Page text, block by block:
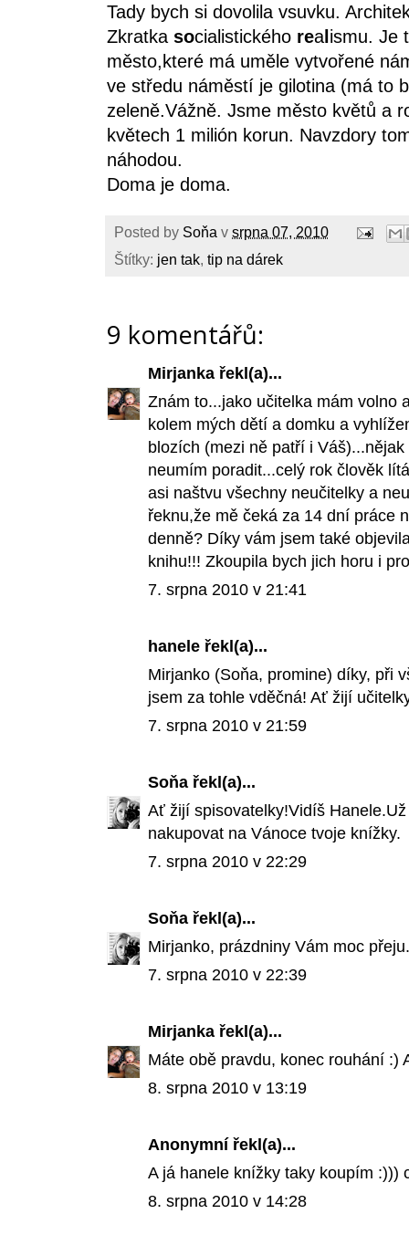
Tady bych si dovolila vsuvku.
Zkratka socialistického realismu. Je
město,které má uměle vytvořené
ve středu náměstí je gilotina (má to
zeleně.Vážně. Jsme město květů a
květech 1 milión korun. Navzdory
náhodou.
Doma je doma.
Posted by Soňa v srpna 07, 2010
Štítky: jen tak, tip na dárek
9 komentářů:
Mirjanka řekl(a)...
Znám to...jako učitelka mám volno
kolem mých dětí a domku a
blozích (mezi ně patří i
neumím poradit...celý rok člověk
asi naštvu všechny neučitelky a
řeknu,že mě čeká za 14 dní práce
denně? Díky vám jsem také
knihu!!! Zkoupila bych jich horu i
7. srpna 2010 v 21:41
hanele řekl(a)...
Mirjanko (Soňa, promine) díky, při
jsem za tohle vděčná! Ať žijí
7. srpna 2010 v 21:59
Soňa řekl(a)...
Ať žijí spisovatelky!Vidíš
nakupovat na Vánoce tvoje knížky.
7. srpna 2010 v 22:29
Soňa řekl(a)...
Mirjanko, prázdniny Vám moc
7. srpna 2010 v 22:39
Mirjanka řekl(a)...
Máte obě pravdu, konec rouhání :)
8. srpna 2010 v 13:19
Anonymní řekl(a)...
A já hanele knížky taky koupím :)))
8. srpna 2010 v 14:28